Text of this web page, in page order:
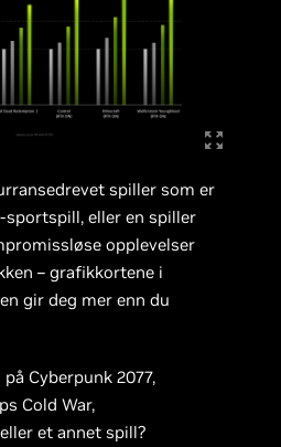
spiller som er
sportspill, eller en spiller
opplevelser
– grafikkortene i
gir deg mer enn du
Cyberpunk 2077,
Cold War,
et annet spill?